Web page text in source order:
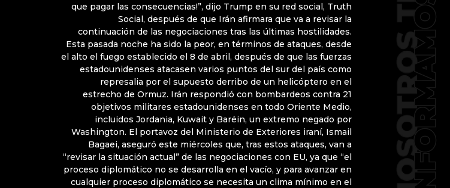
que pagar las consecuencias!”, dijo Trump en su red social, Truth
Social, después de que Irán afirmara que va a revisar la
continuación de las negociaciones tras las últimas hostilidades.
Esta pasada noche ha sido la peor, en términos de ataques, desde
el alto el fuego establecido el 8 de abril, después de que las fuerzas
estadounidenses atacasen varios puntos del sur del país como
represalia por el supuesto derribo de un helicóptero en el
estrecho de Ormuz. Irán respondió con bombardeos contra 21
objetivos militares estadounidenses en todo Oriente Medio,
incluidos Jordania, Kuwait y Baréin, un extremo negado por
Washington. El portavoz del Ministerio de Exteriores iraní, Ismail
Bagaei, aseguró este miércoles que, tras estos ataques, van a
“revisar la situación actual” de las negociaciones con EU, ya que “el
proceso diplomático no se desarrolla en el vacío, y para avanzar en
cualquier proceso diplomático se necesita un clima mínimo en el